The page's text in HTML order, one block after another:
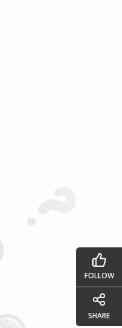
FOLLOW
SHARE